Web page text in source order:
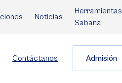
Noticias
Herramientas
Sabana
Contáctanos Admisión